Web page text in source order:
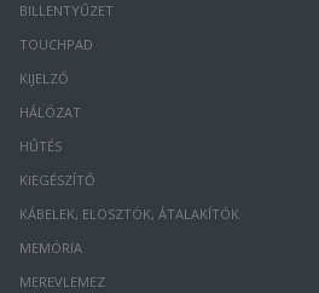
BILLENTYŰZET
TOUCHPAD
KIJELZŐ
HÁLÓZAT
HŰTÉS
KIEGÉSZÍTŐ
KÁBELEK, ELOSZTÓK, ÁTALAKÍTÓK
MEMÓRIA
MEREVLEMEZ